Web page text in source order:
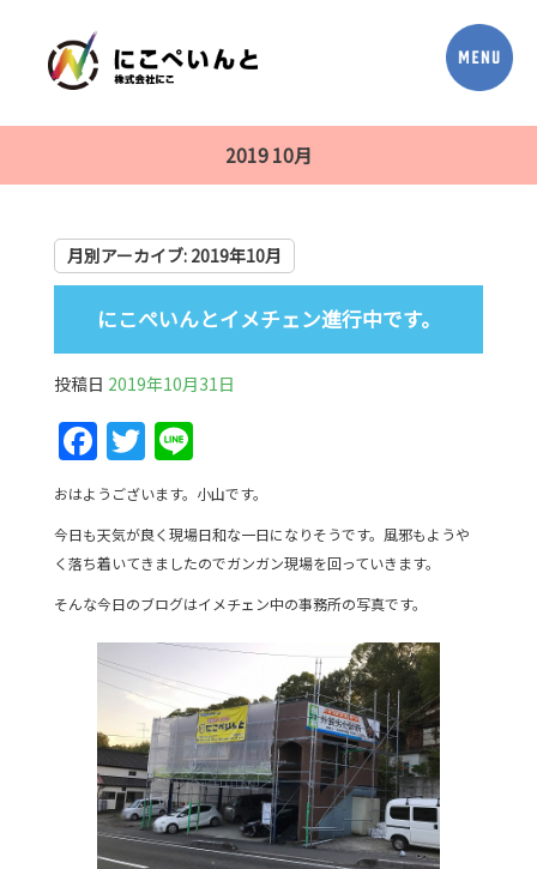
2019 10月
月別アーカイブ: 2019年10月
にこぺいんとイメチェン進行中です。
投稿日 2019年10月31日
F
a
c
e
b
o
o
k
T
w
itt
er
Li
n
e
おはようございます。小山です。
今日も天気が良く現場日和な一日になりそうです。風邪もようや
く落ち着いてきましたのでガンガン現場を回っていきます。
そんな今日のブログはイメチェン中の事務所の写真です。